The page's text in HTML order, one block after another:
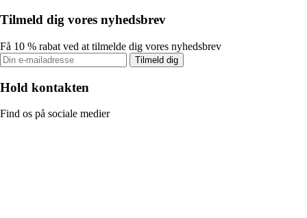
Tilmeld dig vores nyhedsbrev
Få 10 % rabat ved at tilmelde dig vores nyhedsbrev
Tilmeld dig
Hold kontakten
Find os på sociale medier